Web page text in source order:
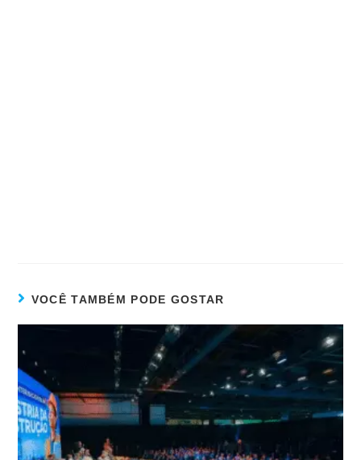
VOCÊ TAMBÉM PODE GOSTAR